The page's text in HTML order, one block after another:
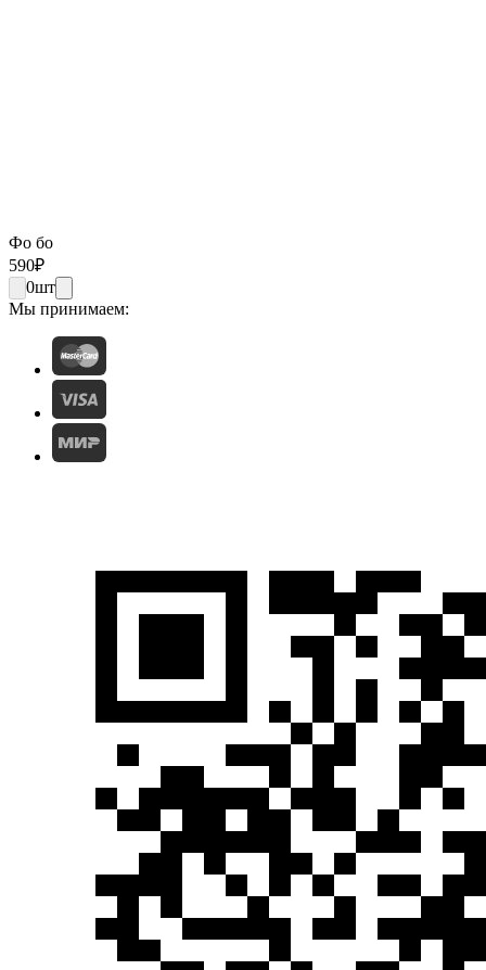
Фо бо
590₽
0шт
Мы принимаем: